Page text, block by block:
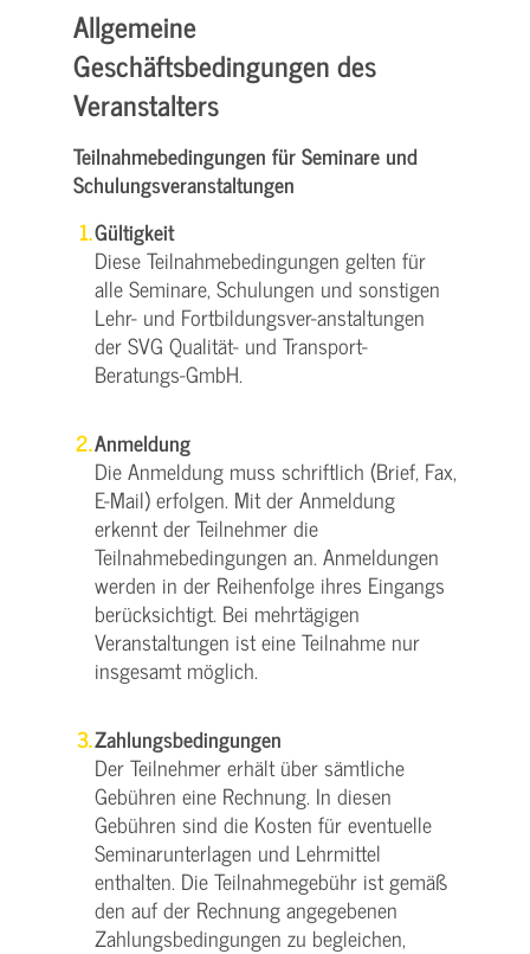
Allgemeine
Geschäftsbedingungen des
Veranstalters
Teilnahmebedingungen für Seminare und
Schulungsveranstaltungen
Gültigkeit
Diese Teilnahmebedingungen gelten für
alle Seminare, Schulungen und sonstigen
Lehr- und Fortbildungsver-anstaltungen
der SVG Qualität- und Transport-
Beratungs-GmbH.
Anmeldung
Die Anmeldung muss schriftlich (Brief, Fax,
E-Mail) erfolgen. Mit der Anmeldung
erkennt der Teilnehmer die
Teilnahmebedingungen an. Anmeldungen
werden in der Reihenfolge ihres Eingangs
berücksichtigt. Bei mehrtägigen
Veranstaltungen ist eine Teilnahme nur
insgesamt möglich.
Zahlungsbedingungen
Der Teilnehmer erhält über sämtliche
Gebühren eine Rechnung. In diesen
Gebühren sind die Kosten für eventuelle
Seminarunterlagen und Lehrmittel
enthalten. Die Teilnahmegebühr ist gemäß
den auf der Rechnung angegebenen
Zahlungsbedingungen zu begleichen,